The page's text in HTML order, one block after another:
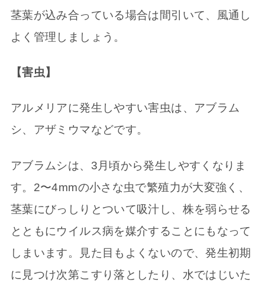
茎葉が込み合っている場合は間引いて、風通し
よく管理しましょう。
【害虫】
アルメリアに発生しやすい害虫は、アブラム
シ、アザミウマなどです。
アブラムシは、3月頃から発生しやすくなりま
す。2〜4mmの小さな虫で繁殖力が大変強く、
茎葉にびっしりとついて吸汁し、株を弱らせる
とともにウイルス病を媒介することにもなって
しまいます。見た目もよくないので、発生初期
に見つけ次第こすり落としたり、水ではじいた